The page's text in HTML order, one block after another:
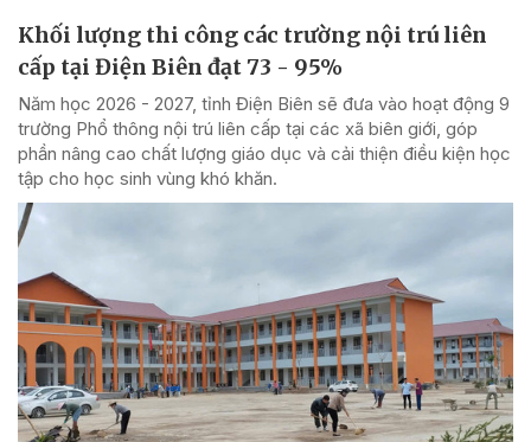
Khối lượng thi công các trường nội trú liên
cấp tại Điện Biên đạt 73 - 95%
Năm học 2026 - 2027, tỉnh Điện Biên sẽ đưa vào hoạt động 9
trường Phổ thông nội trú liên cấp tại các xã biên giới, góp
phần nâng cao chất lượng giáo dục và cải thiện điều kiện học
tập cho học sinh vùng khó khăn.